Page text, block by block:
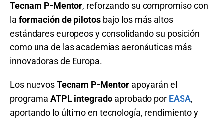
Tecnam P-Mentor, reforzando su compromiso con
la formación de pilotos bajo los más altos
estándares europeos y consolidando su posición
como una de las academias aeronáuticas más
innovadoras de Europa.
Los nuevosTecnam P-Mentor apoyarán el
programa ATPL integrado aprobado por EASA,
aportando lo último en tecnología, rendimiento y